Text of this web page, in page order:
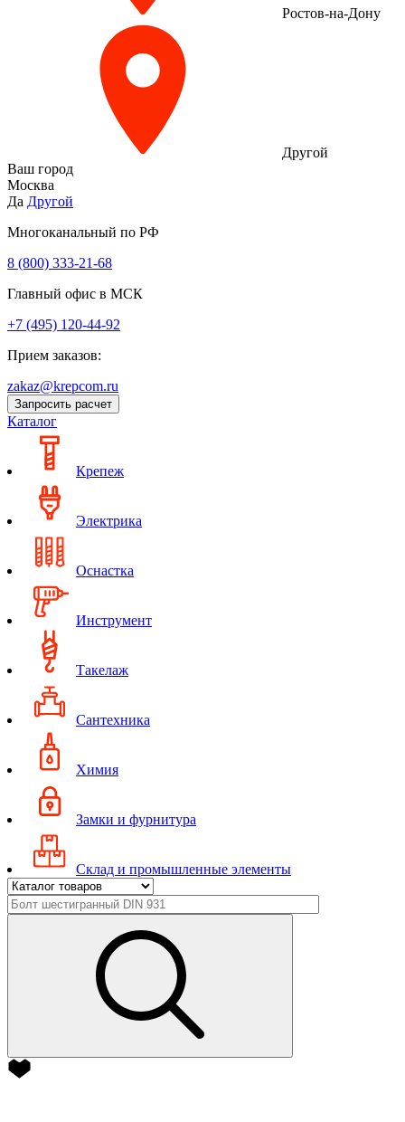
Ростов-на-Дону
Другой
Ваш город
Москва
Да Другой
Многоканальный по РФ
8 (800) 333‑21-68
Главный офис в МСК
+7 (495) 120-44-92
Прием заказов:
zakaz@krepcom.ru
Запросить расчет
Каталог
Крепеж
Электрика
Оснастка
Инструмент
Такелаж
Сантехника
Химия
Замки и фурнитура
Склад и промышленные элементы